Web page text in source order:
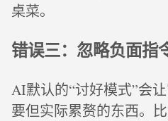
桌菜。
错误三：忽略负面指
AI默认的“讨好模式”会
要但实际累赘的东西。